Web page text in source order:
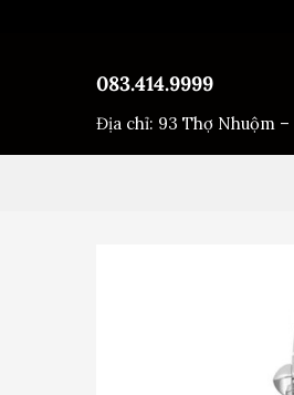
083.414.9999
Địa chỉ: 93 Thợ Nhuộm